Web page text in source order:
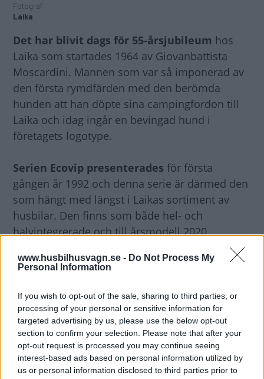
www.husbilhusvagn.se - Do Not Process My
Personal Information
If you wish to opt-out of the sale, sharing to third parties, or
processing of your personal or sensitive information for
targeted advertising by us, please use the below opt-out
section to confirm your selection. Please note that after your
opt-out request is processed you may continue seeing
interest-based ads based on personal information utilized by
us or personal information disclosed to third parties prior to
Fotograf
Laika
Det har blivit dags för 55-årsjubileum hos
Laika som startades 1964 av Giovanbattista
Moscardini. Mannen som var så imponerad av
den första rymdfärden med den berömda
hunden att han döpte sina campingfordon till
Laika och idag ingår en bevingad hund i
företagets logotype.
Serien Ecovip presenterades för första
gången år 1992 och denna serie är därmed den
som hängt med längst i Laikas sortiment av
husbilar. Den finns som både hel- och
halvintegrerade och till årsmodell 2020
uppdateras framförallt den helintegrerade med
en mer "automotive" frontdesign. Ordet
för att nå ett steg närmare personbilsdesign har
huvudlyktorna fått Xenon-lampor och LED.
Invändigt har bordet fått ett kromat ben och
bordskanter med kromlist och det har
tillkommit ett par nya detaljer i köket där